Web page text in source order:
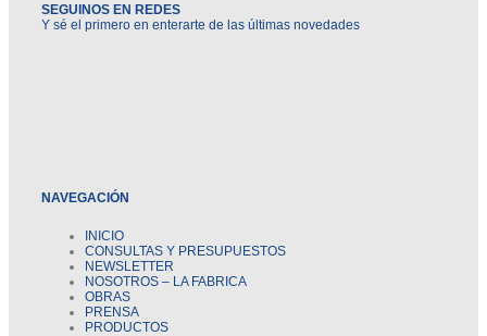
SEGUINOS EN REDES
Y sé el primero en enterarte de las últimas novedades
NAVEGACIÓN
INICIO
CONSULTAS Y PRESUPUESTOS
NEWSLETTER
NOSOTROS – LA FABRICA
OBRAS
PRENSA
PRODUCTOS